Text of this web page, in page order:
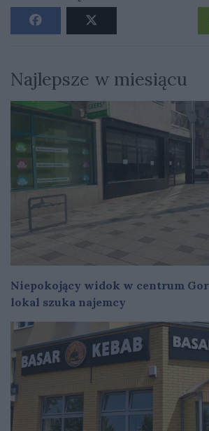
Najlepsze w miesiącu
Niepokojący widok w centrum
lokal szuka najemcy